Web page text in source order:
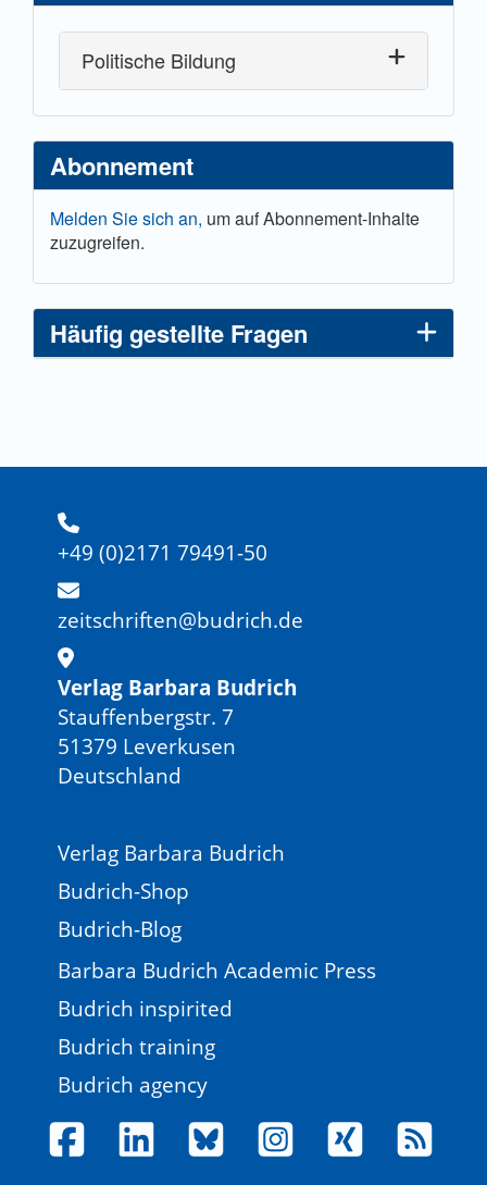
Politische Bildung
Abonnement
Melden Sie sich an, um auf Abonnement-Inhalte
zuzugreifen.
Häufig gestellte Fragen
+49 (0)2171 79491-50
zeitschriften@budrich.de
Verlag Barbara Budrich
Stauffenbergstr. 7
51379 Leverkusen
Deutschland
Verlag Barbara Budrich
Budrich-Shop
Budrich-Blog
Barbara Budrich Academic Press
Budrich inspirited
Budrich training
Budrich agency